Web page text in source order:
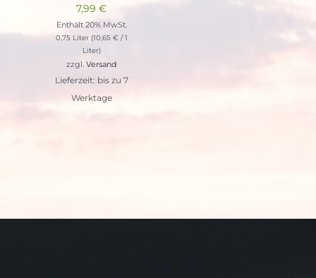
7,99€
Enthält 20% MwSt.
0,75 Liter (10,65 €/ 1
Liter)
zzgl.Versand
Lieferzeit: bis zu 7
Werktage